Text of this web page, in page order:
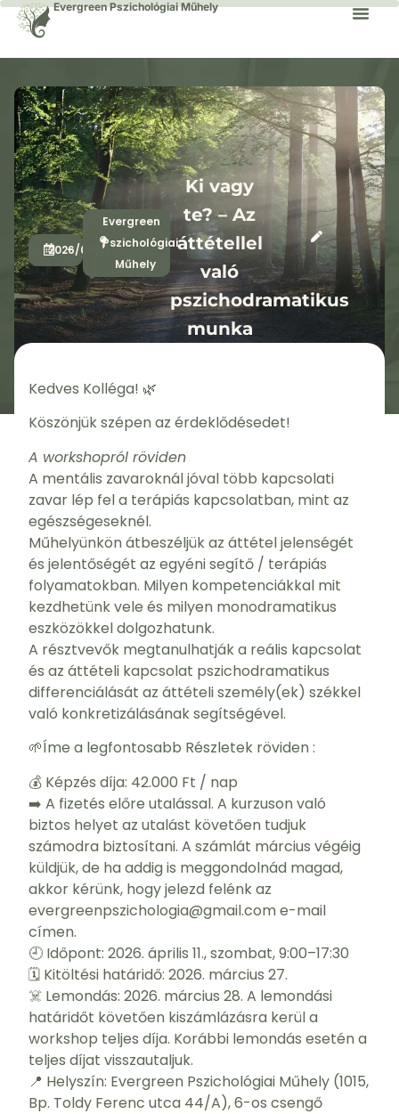
Evergreen Pszichológiai Műhely
Ki vagy
te? – Az
áttétellel
való
pszichodramatikus
munka
2026/04/11
-
Evergreen
Pszichológiai
Műhely
Kedves Kolléga! 🌿
Köszönjük szépen az érdeklődésedet!
A workshopról röviden
A mentális zavaroknál jóval több kapcsolati
zavar lép fel a terápiás kapcsolatban, mint az
egészségeseknél.
Műhelyünkön átbeszéljük az áttétel jelenségét
és jelentőségét az egyéni segítő / terápiás
folyamatokban. Milyen kompetenciákkal mit
kezdhetünk vele és milyen monodramatikus
eszközökkel dolgozhatunk.
A résztvevők megtanulhatják a reális kapcsolat
és az áttételi kapcsolat pszichodramatikus
differenciálását az áttételi személy(ek) székkel
való konkretizálásának segítségével.
🌱Íme a legfontosabb Részletek röviden :
💰 Képzés díja: 42.000 Ft / nap
➡️ A fizetés előre utalással. A kurzuson való
biztos helyet az utalást követően tudjuk
számodra biztosítani. A számlát március végéig
küldjük, de ha addig is meggondolnád magad,
akkor kérünk, hogy jelezd felénk az
evergreenpszichologia@gmail.com e-mail
címen.
🕘 Időpont: 2026. április 11., szombat, 9:00–17:30
🗓️ Kitöltési határidő: 2026. március 27.
☠️ Lemondás: 2026. március 28. A lemondási
határidőt követően kiszámlázásra kerül a
workshop teljes díja. Korábbi lemondás esetén a
teljes díjat visszautaljuk.
📍 Helyszín: Evergreen Pszichológiai Műhely (1015,
Bp. Toldy Ferenc utca 44/A), 6-os csengő